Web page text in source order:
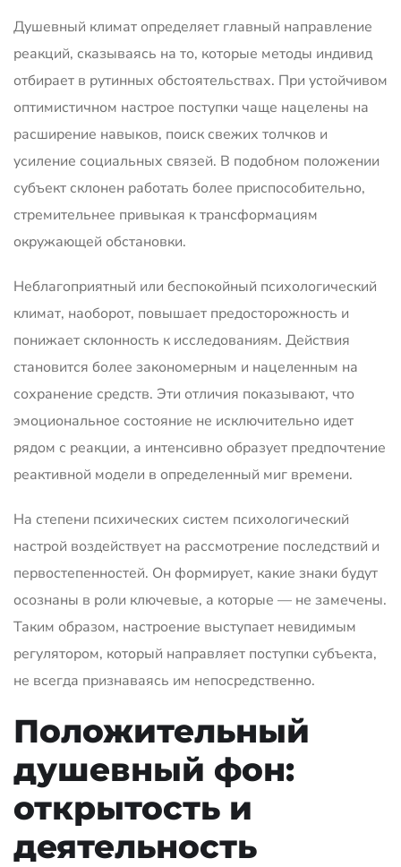
Душевный климат определяет главный направление
реакций, сказываясь на то, которые методы индивид
отбирает в рутинных обстоятельствах. При устойчивом
оптимистичном настрое поступки чаще нацелены на
расширение навыков, поиск свежих толчков и
усиление социальных связей. В подобном положении
субъект склонен работать более приспособительно,
стремительнее привыкая к трансформациям
окружающей обстановки.
Неблагоприятный или беспокойный психологический
климат, наоборот, повышает предосторожность и
понижает склонность к исследованиям. Действия
становится более закономерным и нацеленным на
сохранение средств. Эти отличия показывают, что
эмоциональное состояние не исключительно идет
рядом с реакции, а интенсивно образует предпочтение
реактивной модели в определенный миг времени.
На степени психических систем психологический
настрой воздействует на рассмотрение последствий и
первостепенностей. Он формирует, какие знаки будут
осознаны в роли ключевые, а которые — не замечены.
Таким образом, настроение выступает невидимым
регулятором, который направляет поступки субъекта,
не всегда признаваясь им непосредственно.
Положительный
душевный фон:
открытость и
деятельность